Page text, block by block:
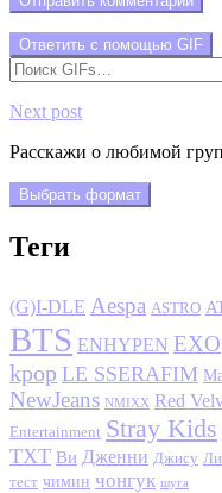
Ответить с помощью GIF
Next post
Расскажи о любимой
Выбрать формат
Теги
(G)I-DLE Aespa ASTRO
BTS ENHYPEN EXO
kpop LE SSERAFIM
NewJeans NMIXX Red
Entertainment Stray Kids
TXT Ви Дженни Джису
тест чимин чонгук шуга